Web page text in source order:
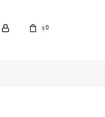
$ 0